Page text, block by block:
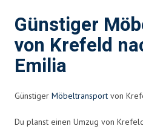
Günstiger
von Krefeld
Emilia
Günstiger Möbeltransport von
Du planst einen Umzug von